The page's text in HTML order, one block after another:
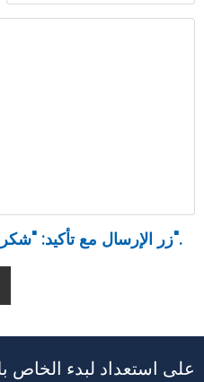
زر الإرسال مع تأكيد: "شكرا لك! فريقنا سوف تصل قريبا".
على استعداد لبدء الخاص